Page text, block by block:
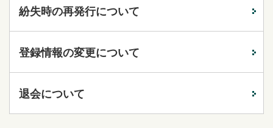
紛失時の再発行について
登録情報の変更について
退会について